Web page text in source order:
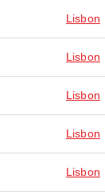
Lisbon
Lisbon
Lisbon
Lisbon
Lisbon